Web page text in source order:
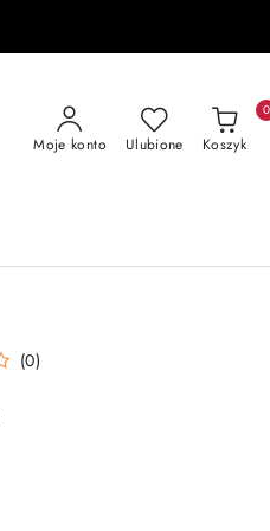
Moje konto Ulubione Koszyk
0
(0)